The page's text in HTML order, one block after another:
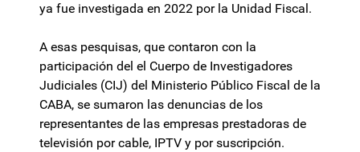
ya fue investigada en 2022 por la Unidad Fiscal.
A esas pesquisas, que contaron con la
participación del el Cuerpo de Investigadores
Judiciales (CIJ) del Ministerio Público Fiscal de la
CABA, se sumaron las denuncias de los
representantes de las empresas prestadoras de
televisión por cable, IPTV y por suscripción.